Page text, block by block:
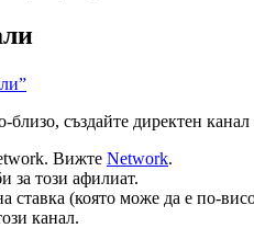
близо, създайте директен
Вижте Network.
за този афилиат.
ставка (която може да е по-
канал.